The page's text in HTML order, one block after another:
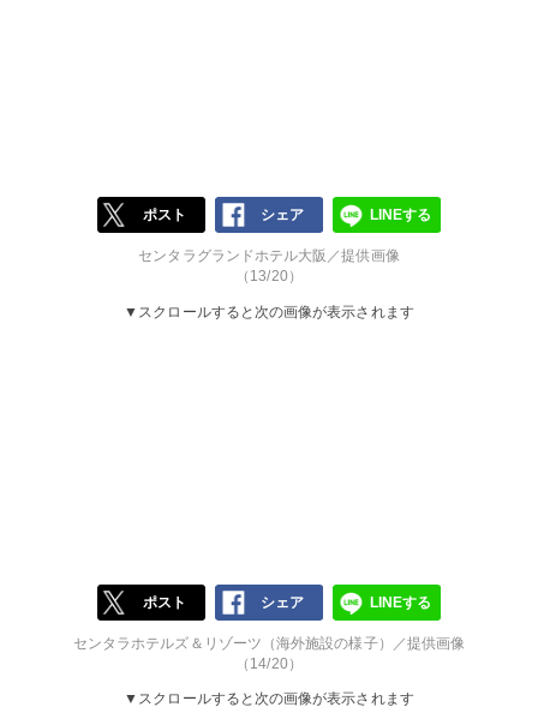
ポスト シェア LINEする
センタラグランドホテル大阪／提供画像
（13/20）
▼スクロールすると次の画像が表示されます
ポスト シェア LINEする
センタラホテルズ＆リゾーツ（海外施設の様子）／提供画像
（14/20）
▼スクロールすると次の画像が表示されます